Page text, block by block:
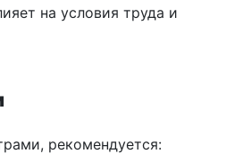
на условия труда и
рекомендуется: